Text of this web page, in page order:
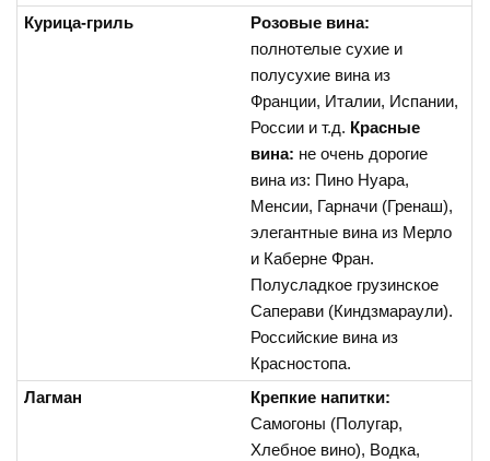
Курица-гриль
Розовые вина:
полнотелые сухие и
полусухие вина из
Франции, Италии, Испании,
России и т.д. Красные
вина: не очень дорогие
вина из: Пино Нуара,
Менсии, Гарначи (Гренаш),
элегантные вина из Мерло
и Каберне Фран.
Полусладкое грузинское
Саперави (Киндзмараули).
Российские вина из
Красностопа.
Лагман
Крепкие напитки:
Самогоны (Полугар,
Хлебное вино), Водка,